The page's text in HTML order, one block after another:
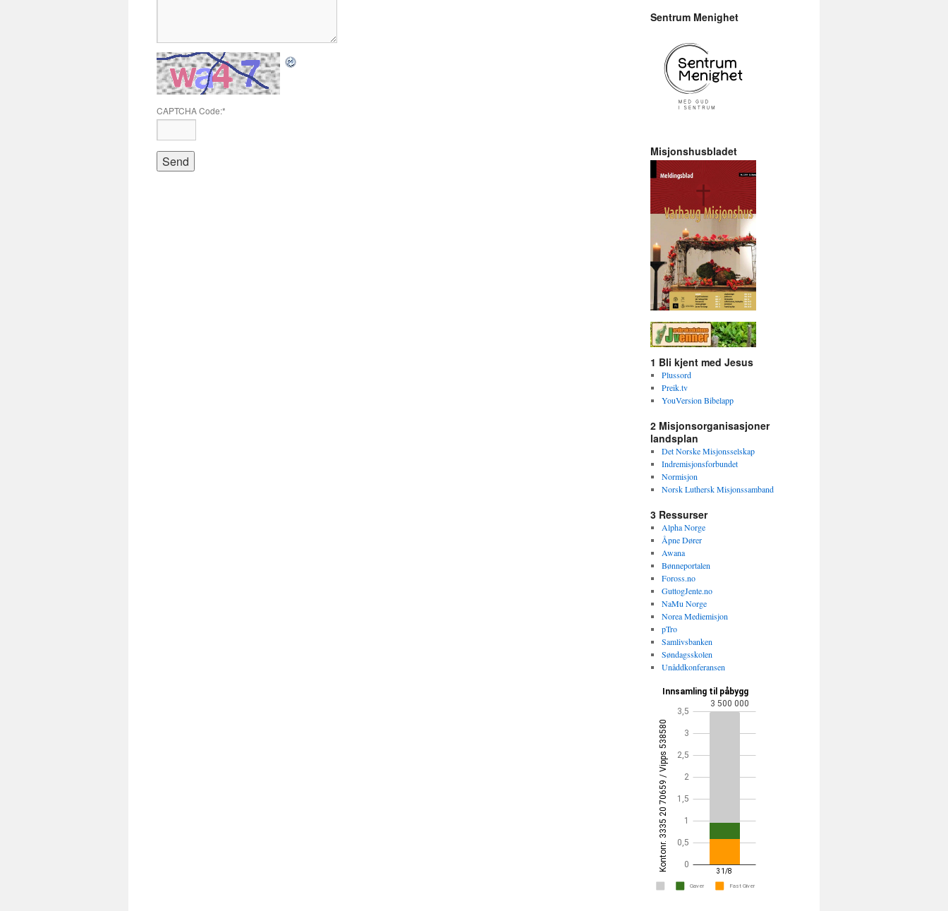
CAPTCHA Code:*
Sentrum Menighet
Misjonshusbladet
1 Bli kjent med Jesus
Plussord
Preik.tv
YouVersion Bibelapp
2 Misjonsorganisasjoner
landsplan
Det Norske Misjonsselskap
Indremisjonsforbundet
Normisjon
Norsk Luthersk Misjonssamband
3 Ressurser
Alpha Norge
Åpne Dører
Awana
Bønneportalen
Foross.no
GuttogJente.no
NaMu Norge
Norea Mediemisjon
pTro
Samlivsbanken
Søndagsskolen
Unåddkonferansen